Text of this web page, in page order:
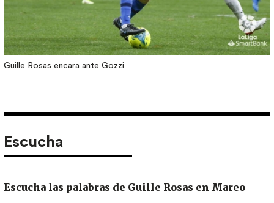
Guille Rosas encara ante Gozzi
Escucha
Escucha las palabras de Guille Rosas en Mareo